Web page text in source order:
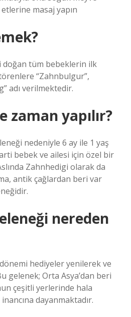
masaj yapın
doğan tüm bebeklerin ilk
“Zahnbulgur”,
adı verilmektedir.
zaman yapılır?
nedeniyle 6 ay ile 1 yaş
bebek ve ailesi için özel bir
Zahnhedigi olarak da
antik çağlardan beri var
nereden
hediyeler yenilerek ve
gelenek; Orta Asya’dan beri
çeşitli yerlerinde hala
dayanmaktadır.